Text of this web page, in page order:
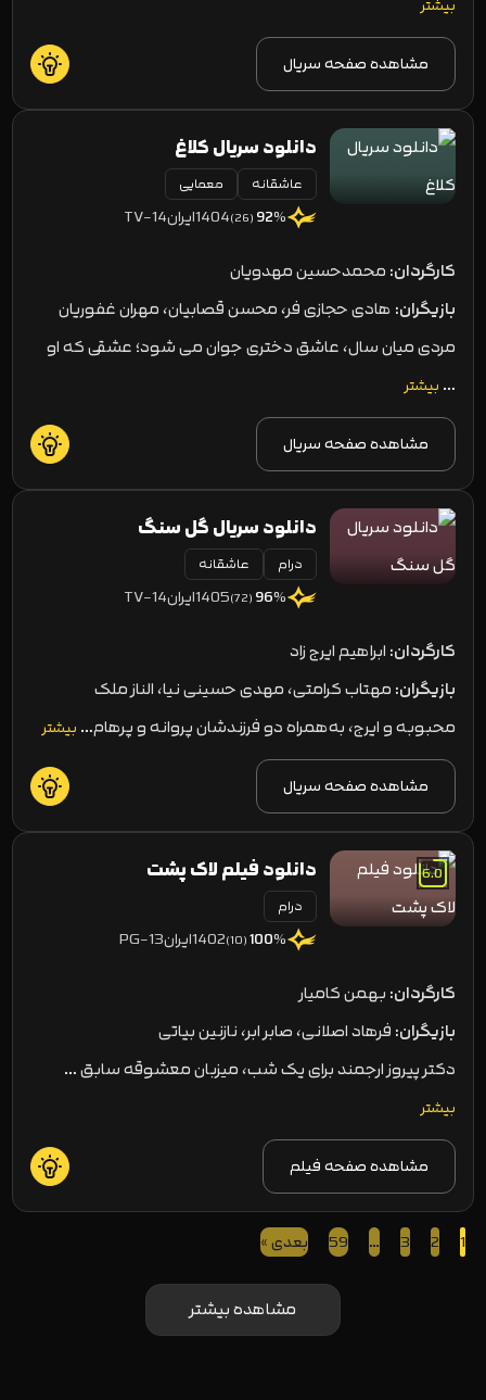
بیشتر
مشاهده صفحه سریال
دانلود سریال کلاغ
عاشقانه معمایی
92%
(26)
1404ایرانTV-14
کارگردان:محمدحسین مهدویان
بازیگران: هادی حجازی فر، محسن قصابیان، مهران غفوریان
مردی میان سال، عاشق دختری جوان می شود؛ عشقی که او
… بیشتر
مشاهده صفحه سریال
دانلود سریال گل سنگ
درام عاشقانه
96%
(72)
1405ایرانTV-14
کارگردان:ابراهیم ایرج زاد
بازیگران:مهتاب کرامتی، مهدی حسینی نیا، الناز ملک
محبوبه و ایرج، به‌همراه دو فرزندشان پروانه و پرهام… بیشتر
مشاهده صفحه سریال
6.0 دانلود فیلم لاک پشت
درام
100%
(10)
1402ایرانPG-13
کارگردان:بهمن کامیار
بازیگران:فرهاد اصلانی، صابر ابر، نازنین بیاتی
دکتر پیروز ارجمند برای یک‌ شب، میزبان معشوقه سابق …
بیشتر
مشاهده صفحه فیلم
1
2
3
…
59 بعدی »
مشاهده بیشتر